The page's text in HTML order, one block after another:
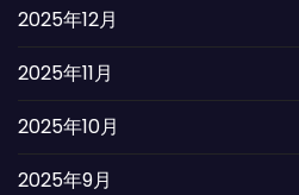
2025年12月
2025年11月
2025年10月
2025年9月